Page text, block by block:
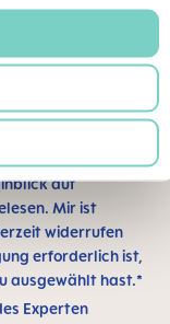
von MAM
auf
Mir ist
widerrufen
erforderlich ist,
ausgewählt hast.*
Experten